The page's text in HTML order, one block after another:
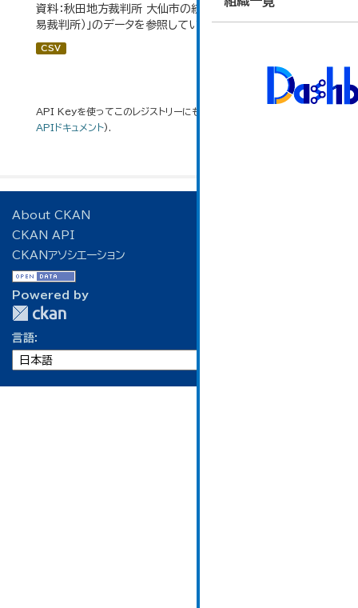
資料：秋田地方裁判所 大仙市の統計「12-14民事事件（簡
易裁判所）」のデータを参照しています。
CSV
API Keyを使ってこのレジストリーにもアクセス可能です
APIドキュメント).
About CKAN
CKAN API
CKANアソシエーション
Powered by
言語